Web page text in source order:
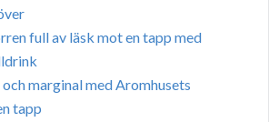
full av läsk mot en tapp med
marginal med Aromhusets
tapp